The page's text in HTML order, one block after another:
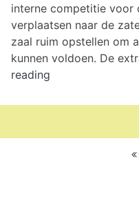
interne competitie voor
verplaatsen naar de
zaal ruim opstellen om
kunnen voldoen. De
reading
verplaatst
zaterdagmiddag